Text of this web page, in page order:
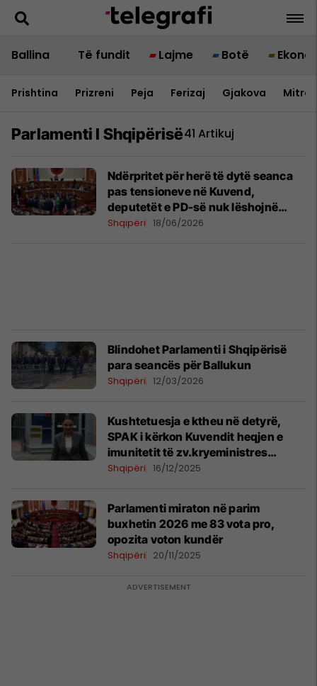
Ballina Të fundit Lajme Botë
Prishtina Prizreni Peja Ferizaj Gjakova
Parlamenti I Shqipërisë41 Artikuj
Ndërpritet për herë të dytë seanca
pas tensioneve në Kuvend,
deputetët e PD-së nuk lëshojnë
foltoren
Shqipëri 18/06/2026
Blindohet Parlamenti i Shqipërisë
para seancës për Ballukun
Shqipëri 12/03/2026
Kushtetuesja e ktheu në detyrë,
SPAK i kërkon Kuvendit heqjen e
imunitetit të zv.kryeministres
Belinda Balluku
Shqipëri 16/12/2025
Parlamenti miraton në parim
buxhetin 2026 me 83 vota pro,
opozita voton kundër
Shqipëri 20/11/2025